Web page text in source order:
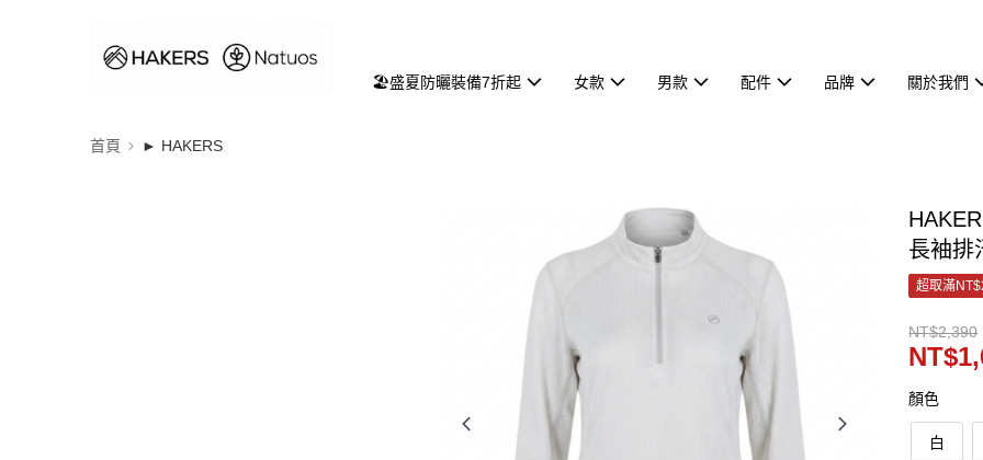
🏖️盛夏防曬裝備7折起 女款 男款 配件 品牌 關於我們
首頁 ► HAKERS
長袖排
超取滿
NT$2,390
顏色
白